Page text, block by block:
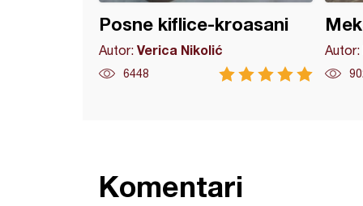
Posne kiflice-kroasani
Autor: Verica Nikolić
6448
Autor:
Komentari